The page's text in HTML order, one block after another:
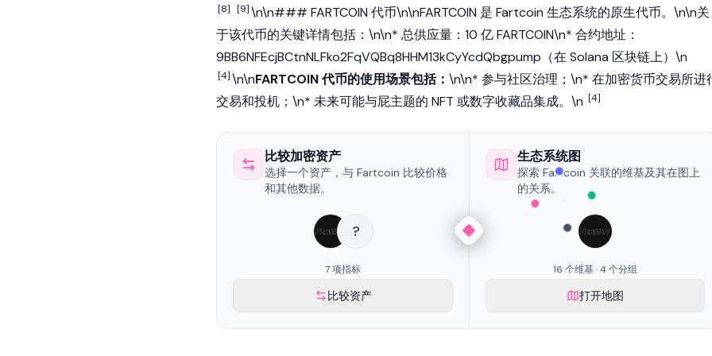
[8] [9]\n\n### FARTCOIN 代币\n\nFARTCOIN 是 Fartcoin 生态系统的原生代币。\n\n关
于该代币的关键详情包括：\n\n* 总供应量：10 亿 FARTCOIN\n* 合约地址：
9BB6NFEcjBCtnNLFko2FqVQBq8HHM13kCyYcdQbgpump（在 Solana 区块链上）\n
[4]\n\nFARTCOIN 代币的使用场景包括： \n\n* 参与社区治理；\n* 在加密货币交易所进
交易和投机；\n* 未来可能与屁主题的 NFT 或数字收藏品集成。\n [4]
比较加密资产
选择一个资产，与 Fartcoin 比较价格
和其他数据。
?
7 项指标
比较资产
生态系统图
探索 Fartcoin 关联的维基及其在图上
的关系。
16 个维基 · 4 个分组
打开地图